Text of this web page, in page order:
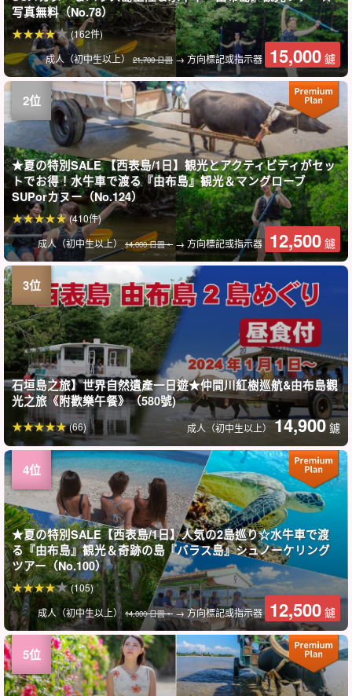
写真無料（No.78）
成人（初中生以上） 21,700 日圓 → 方向標記或指示器 15,000 鑢
(162件)
★夏の特別SALE 【西表島/1日】観光とアクティビティがセッ
トでお得！水牛車で渡る『由布島』観光＆マングローブ
SUPorカヌー（No.124）
成人（初中生以上）14,000 日圓。 → 方向標記或指示器 12,500 鑢
(410件)
石垣島之旅】世界自然遺產一日遊★仲間川紅樹巡航&由布島觀
光之旅《附歡樂午餐》（580號)
成人（初中生以上） 14,900 鑢
(66)
★夏の特別SALE【西表島/1日】人気の2島巡り☆水牛車で渡
る『由布島』観光＆奇跡の島『バラス島』シュノーケリング
ツアー（No.100）
成人（初中生以上） 14,000 日圓。 → 方向標記或指示器 12,500 鑢
(105)